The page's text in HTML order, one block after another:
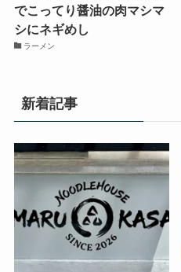
でこってり醤油の肉マシマ
シにネギめし
ラーメン
新着記事